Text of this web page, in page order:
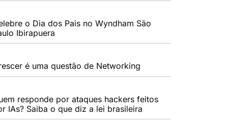
o Dia dos Pais no Wyndham São
Ibirapuera
é uma questão de Networking
responde por ataques hackers feitos
IAs? Saiba o que diz a lei brasileira